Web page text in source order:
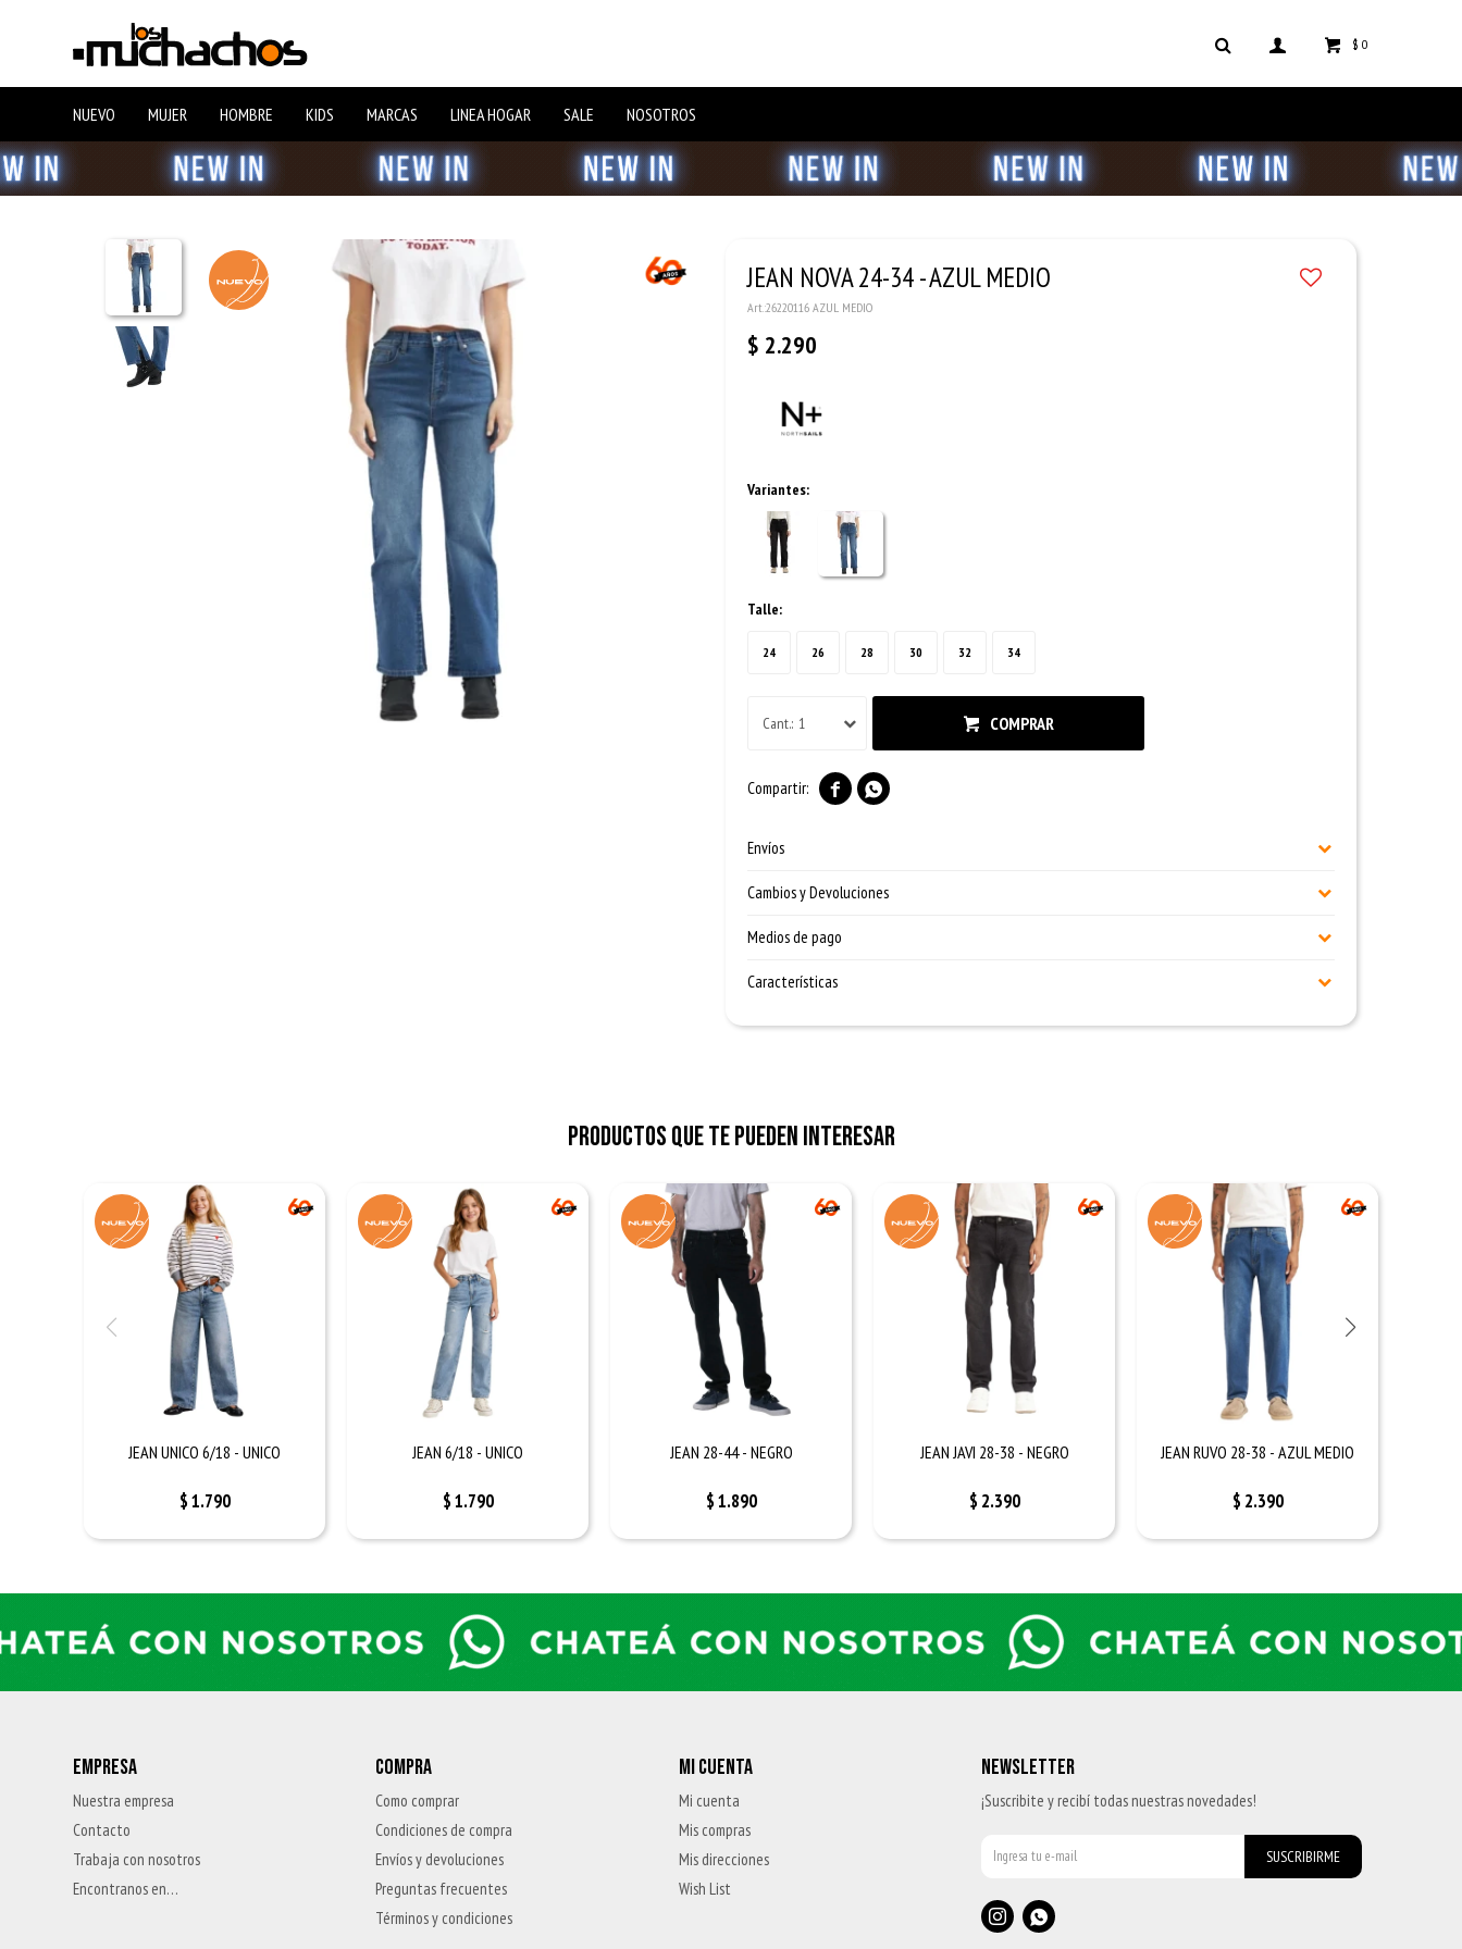
NUEVO MUJER HOMBRE KIDS MARCAS LINEA HOGAR SALE NOSOTROS
$ 0
JEAN NOVA 24-34 - AZUL MEDIO
26220116 AZUL MEDIO
$ 2.290
Variantes:
Talle:
24 26 28 30 32 34
1 COMPRAR
 
Envíos
Cambios y Devoluciones
Medios de pago
Características
Productos que te pueden interesar
JEAN UNICO 6/18 - UNICO
$1.790
JEAN 6/18 - UNICO
$1.790
JEAN 28-44 - NEGRO
$1.890
JEAN JAVI 28-38 - NEGRO
$ 2.390
JEAN RUVO 28-38 - AZUL MEDIO
$ 2.390
EMPRESA
Nuestra empresa
Contacto
Trabaja con nosotros
Encontranos en…
COMPRA
Como comprar
Condiciones de compra
Envíos y devoluciones
Preguntas frecuentes
Términos y condiciones
MI CUENTA
Mi cuenta
Mis compras
Mis direcciones
Wish List
NEWSLETTER
¡Suscribite y recibí todas nuestras novedades!
SUSCRIBIRME
 